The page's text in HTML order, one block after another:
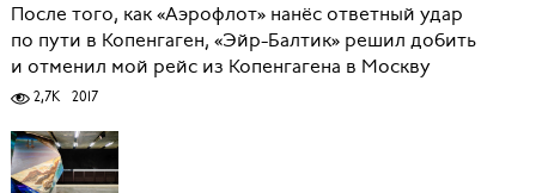
После того, как «Аэрофлот» нанёс ответный удар
по пути в Копенгаген, «Эйр-Балтик» решил добить
и отменил мой рейс из Копенгагена в Москву
2,7K 2017